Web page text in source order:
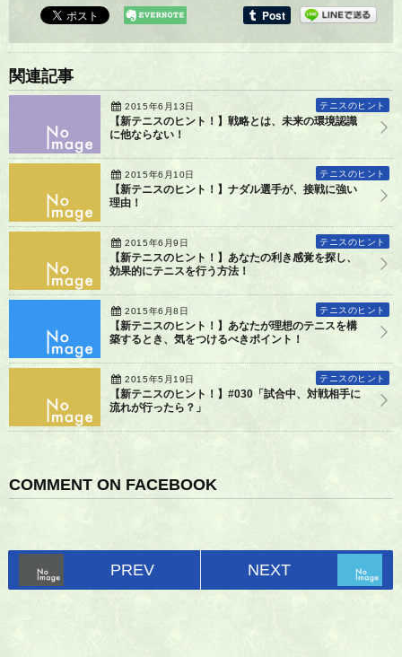
関連記事
2015年6月13日 テニスのヒント
【新テニスのヒント！】戦略とは、未来の環境認識
に他ならない！
2015年6月10日 テニスのヒント
【新テニスのヒント！】ナダル選手が、接戦に強い
理由！
2015年6月9日 テニスのヒント
【新テニスのヒント！】あなたの利き感覚を探し、
効果的にテニスを行う方法！
2015年6月8日 テニスのヒント
【新テニスのヒント！】あなたが理想のテニスを構
築するとき、気をつけるべきポイント！
2015年5月19日 テニスのヒント
【新テニスのヒント！】#030「試合中、対戦相手に
流れが行ったら？」
COMMENT ON FACEBOOK
PREV NEXT